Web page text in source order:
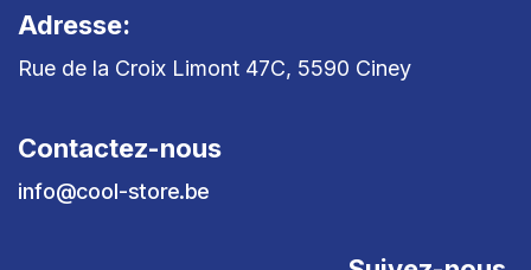
Adresse:
Rue de la Croix Limont 47C, 5590 Ciney
Contactez-nous
info@cool-store.be